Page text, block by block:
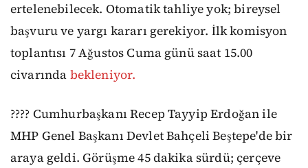
ertelenebilecek. Otomatik tahliye yok; bireysel
başvuru ve yargı kararı gerekiyor. İlk komisyon
toplantısı 7 Ağustos Cuma günü saat 15.00
civarında bekleniyor.
???? Cumhurbaşkanı Recep Tayyip Erdoğan ile
MHP Genel Başkanı Devlet Bahçeli Beştepe'de bir
araya geldi. Görüşme 45 dakika sürdü; çerçeve